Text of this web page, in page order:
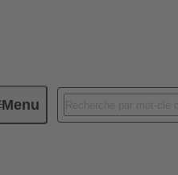
MenuConnecteurs industriels / Han®